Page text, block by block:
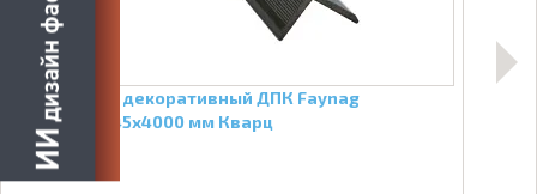
Угол декоративный ДПК Faynag
54х45х4000 мм Кварц